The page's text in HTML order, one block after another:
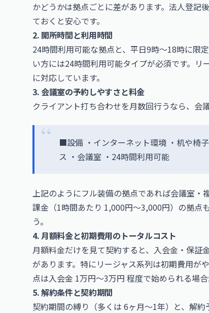
かどうかは拠点ごとに差があります。法人登記
ておくと安心です。
2. 開所時間と利用時間
24時間利用可能な拠点と、平日9時〜18時に限
い方には24時間利用可能タイプが必須です。
に対応しています。
3. 会議室の予約しやすさと料金
クライアント打ち合わせを月数回行うなら、会
■設備 ・インターネット環境 ・机や椅
ス ・会議室 ・24時間利用可能
上記のようにフル装備の拠点であれば会議室・
課金（1時間あたり 1,000円〜3,000円）の拠点
う。
4. 月額料金と初期費用のトータルコスト
月額料金だけを見て契約すると、入会金・保証
があります。特にリージャス系列は初期費用
点は入会金 1万円〜3万円 程度で始められる場合
5. 解約条件と契約期間
契約期間の縛り（多くは 6ヶ月〜1年）と、解